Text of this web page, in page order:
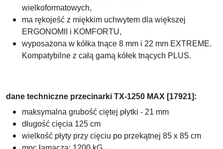
wielkoformatowych,
ma rękojeść z miękkim uchwytem dla większej
ERGONOMII i KOMFORTU,
wyposażona w kółka tnące 8 mm i 22 mm EXTREME.
Kompatybilne z całą gamą kółek tnących PLUS.
dane techniczne przecinarki TX-1250 MAX [17921]:
maksymalna grubość ciętej płytki - 21 mm
długość cięcia 125 cm
wielkość płyty przy cięciu po przekątnej 85 x 85 cm